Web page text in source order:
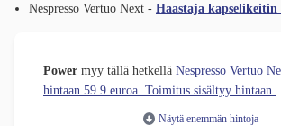
Nespresso Vertuo Next - Haastaja kapselikeitin
Power myy tällä hetkellä Nespresso Vertuo
hintaan 59.9 euroa. Toimitus sisältyy hintaan.
Näytä enemmän hintoja